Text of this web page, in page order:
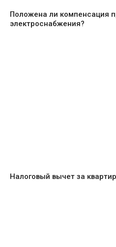
Положена ли компенсация
электроснабжения?
Налоговый вычет за